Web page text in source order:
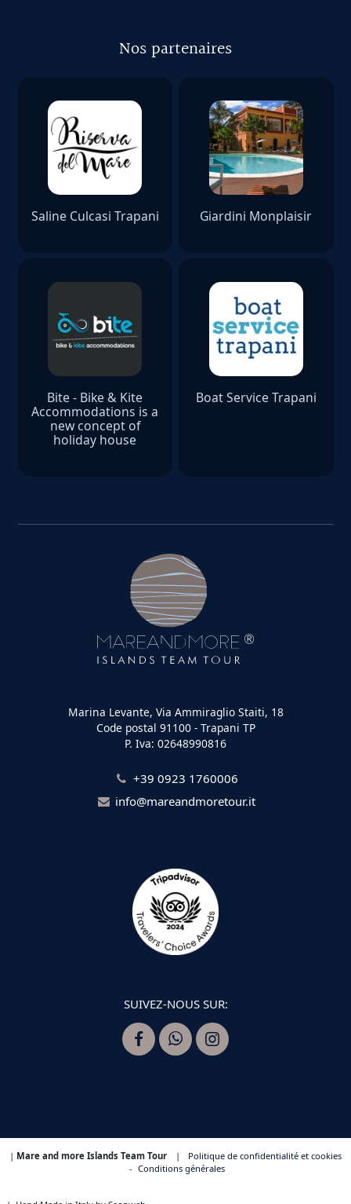
Nos partenaires
Saline Culcasi Trapani Giardini Monplaisir
Bite - Bike & Kite
Accommodations is a
new concept of
holiday house
Boat Service Trapani
Marina Levante, Via Ammiraglio Staiti, 18
Code postal 91100 - Trapani TP
P. Iva: 02648990816
+39 0923 1760006
info@mareandmoretour.it
SUIVEZ-NOUS SUR:
| Mare and more Islands Team Tour |
Politique de confidentialité et cookies
- Conditions générales